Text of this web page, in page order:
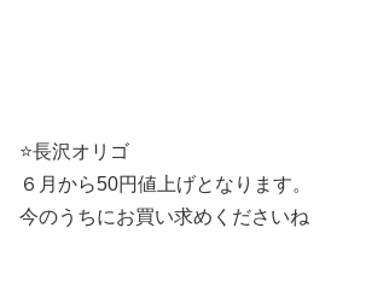
⭐️長沢オリゴ
６月から50円値上げとなります。
今のうちにお買い求めくださいね